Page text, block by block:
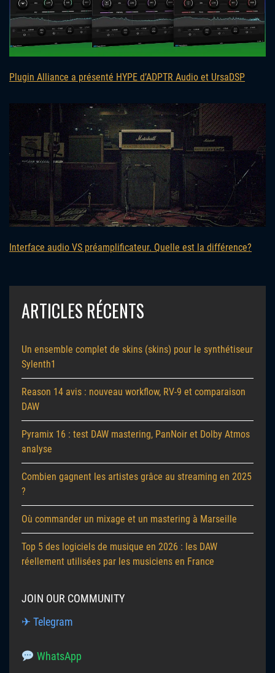
Plugin Alliance a présenté HYPE d’ADPTR Audio et UrsaDSP
Interface audio VS préamplificateur. Quelle est la différence?
ARTICLES RÉCENTS
Un ensemble complet de skins (skins) pour le synthétiseur
Sylenth1
Reason 14 avis : nouveau workflow, RV-9 et comparaison
DAW
Pyramix 16 : test DAW mastering, PanNoir et Dolby Atmos
analyse
Combien gagnent les artistes grâce au streaming en 2025
?
Où commander un mixage et un mastering à Marseille
Top 5 des logiciels de musique en 2026 : les DAW
réellement utilisées par les musiciens en France
JOIN OUR COMMUNITY
✈ Telegram
WhatsApp